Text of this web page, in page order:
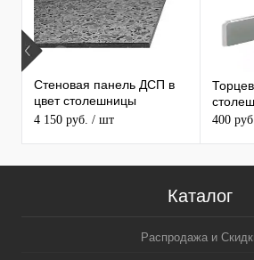
Стеновая панель ДСП в
цвет столешницы
MAERSS
4 150 руб. / шт 400
Каталог
Распродажа и